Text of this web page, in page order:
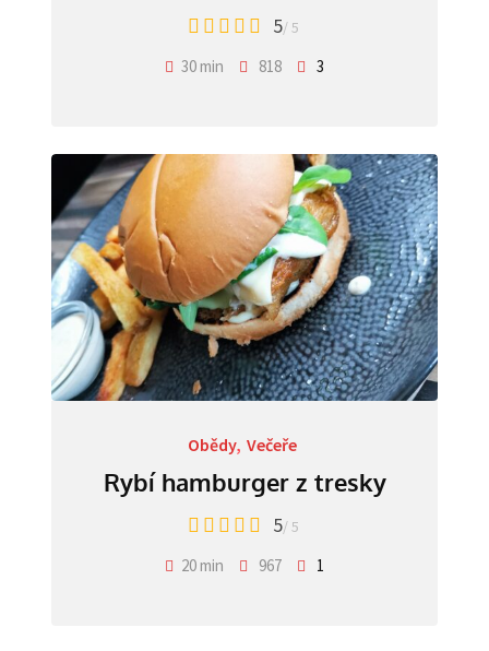
5/ 5
30 min 818 3
Obědy, Večeře
Rybí hamburger z tresky
5/ 5
20 min 967 1